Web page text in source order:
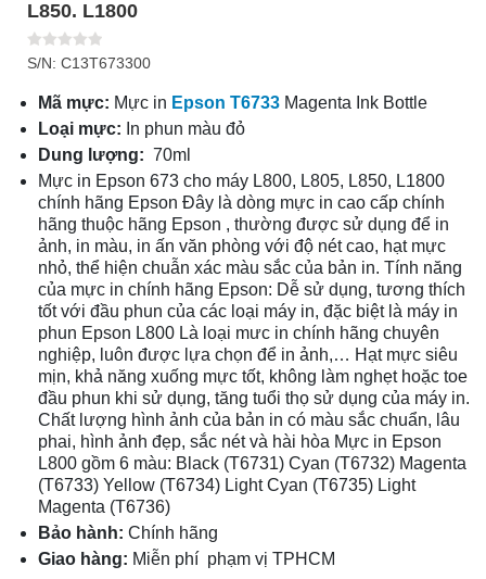
L850. L1800
S/N: C13T673300
Mã mực: Mực in Epson T6733 Magenta Ink Bottle
Loại mực: In phun màu đỏ
Dung lượng: 70ml
Mực in Epson 673 cho máy L800, L805, L850, L1800
chính hãng Epson Đây là dòng mực in cao cấp chính
hãng thuộc hãng Epson , thường được sử dụng để in
ảnh, in màu, in ấn văn phòng với độ nét cao, hạt mực
nhỏ, thể hiện chuẫn xác màu sắc của bản in. Tính năng
của mực in chính hãng Epson: Dễ sử dụng, tương thích
tốt với đầu phun của các loại máy in, đặc biệt là máy in
phun Epson L800 Là loại mưc in chính hãng chuyên
nghiệp, luôn được lựa chọn để in ảnh,… Hạt mực siêu
mịn, khả năng xuống mực tốt, không làm nghẹt hoặc toe
đầu phun khi sử dụng, tăng tuổi thọ sử dụng của máy in.
Chất lượng hình ảnh của bản in có màu sắc chuẩn, lâu
phai, hình ảnh đẹp, sắc nét và hài hòa Mực in Epson
L800 gồm 6 màu: Black (T6731) Cyan (T6732) Magenta
(T6733) Yellow (T6734) Light Cyan (T6735) Light
Magenta (T6736)
Bảo hành: Chính hãng
Giao hàng: Miễn phí phạm vị TPHCM